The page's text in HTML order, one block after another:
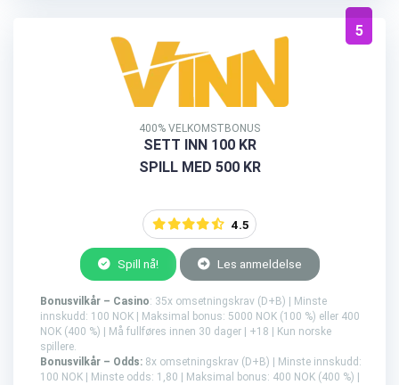
5
400% VELKOMSTBONUS
SETT INN 100 KR
SPILL MED 500 KR
4.5
Spill nå! Les anmeldelse
Bonusvilkår – Casino: 35x omsetningskrav (D+B) | Minste
innskudd: 100 NOK | Maksimal bonus: 5000 NOK (100 %) eller 400
NOK (400 %) | Må fullføres innen 30 dager | +18 | Kun norske
spillere.
Bonusvilkår – Odds: 8x omsetningskrav (D+B) | Minste innskudd:
100 NOK | Minste odds: 1,80 | Maksimal bonus: 400 NOK (400 %) |